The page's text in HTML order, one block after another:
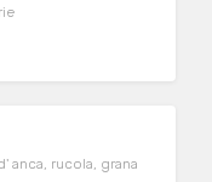
anca, rucola, grana